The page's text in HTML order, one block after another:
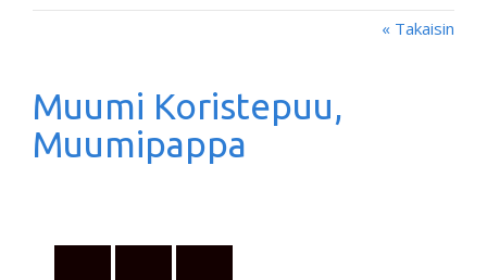
« Takaisin
Muumi Koristepuu,
Muumipappa